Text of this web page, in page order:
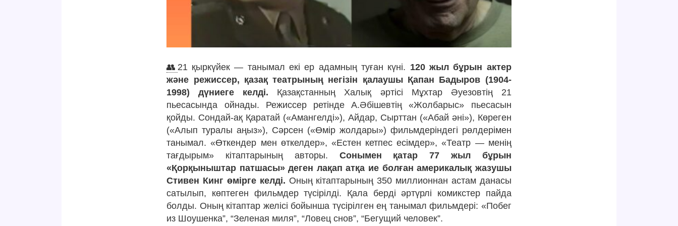
👥 21 қыркүйек — танымал екі ер адамның туған күні. 120 жыл бұрын актер
және режиссер, қазақ театрының негізін қалаушы Қапан Бадыров (1904-
1998) дүниеге келді. Қазақстанның Халық әртісі Мұхтар Әуезовтің 21
пьесасында ойнады. Режиссер ретінде А.Әбішевтің «Жолбарыс» пьесасын
қойды. Сондай-ақ Қаратай («Амангелді»), Айдар, Сырттан («Абай әні»), Көреген
(«Алып туралы аңыз»), Сәрсен («Өмір жолдары») фильмдеріндегі рөлдерімен
танымал. «Өткендер мен өткелдер», «Естен кетпес есімдер», «Театр — менің
тағдырым» кітаптарының авторы. Сонымен қатар 77 жыл бұрын
«Қорқыныштар патшасы» деген лақап атқа ие болған америкалық жазушы
Стивен Кинг өмірге келді. Оның кітаптарының 350 миллионнан астам данасы
сатылып, көптеген фильмдер түсірілді. Қала берді әртүрлі комикстер пайда
болды. Оның кітаптар желісі бойынша түсірілген ең танымал фильмдері: «Побег
из Шоушенка”, “Зеленая миля”, “Ловец снов”, “Бегущий человек”.